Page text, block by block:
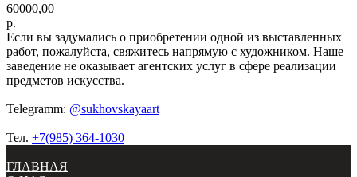
60000,00
р.
Если вы задумались о приобретении одной из выставленных
работ, пожалуйста, свяжитесь напрямую с художником. Наше
заведение не оказывает агентских услуг в сфере реализации
предметов искусства.
Telegramm: @sukhovskayaart
Тел. +7(985) 364-1030
ГЛАВНАЯ